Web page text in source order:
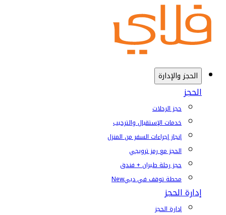
الحجز والإدارة
الحجز
حجز الرحلات
خدمات الإستقبال والترحيب
إنجاز إجراءات السفر من المنزل
الحجز مع رمز ترويجي
حجز رحلة طيران + فندق
محطة توقف في دبيNew
إدارة الحجز
إدارة الحجز